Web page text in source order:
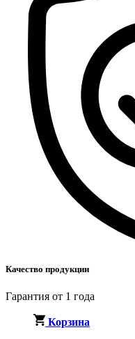
Качество продукции
Гарантия от 1 года
Корзина